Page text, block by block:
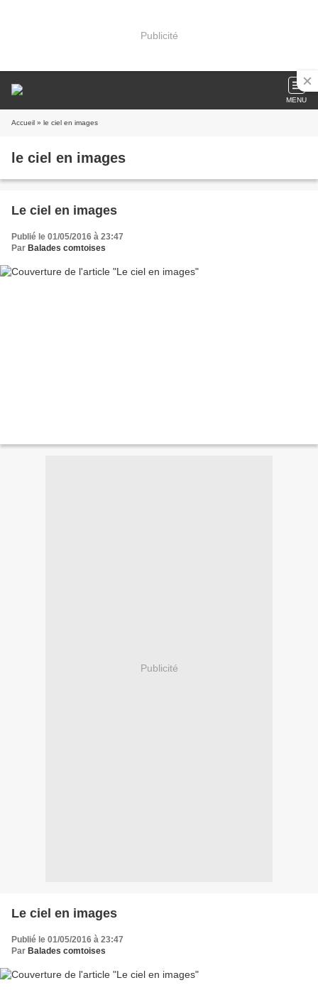
Publicité
MENU
Accueil » le ciel en images
le ciel en images
Le ciel en images
Publié le 01/05/2016 à 23:47
Par Balades comtoises
Publicité
Le ciel en images
Publié le 01/05/2016 à 23:47
Par Balades comtoises